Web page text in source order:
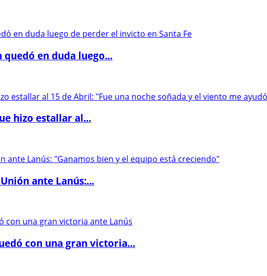
quedó en duda luego...
hizo estallar al...
ante Lanús:...
con una gran victoria...